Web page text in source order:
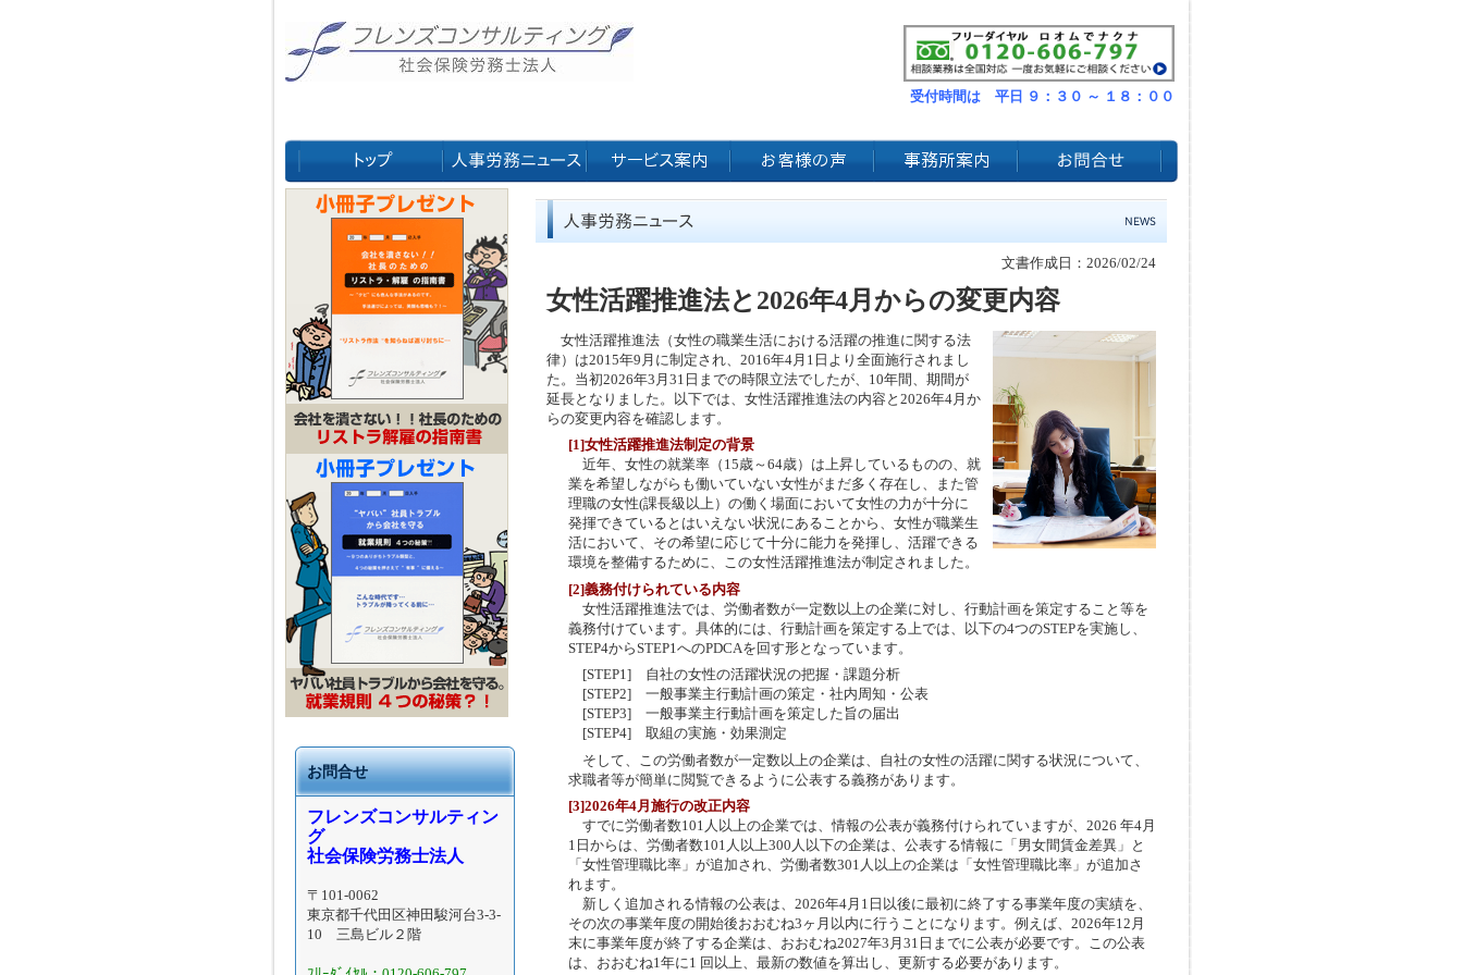
受付時間は 平日 ９：３０ ～ １８：００
文書作成日：2026/02/24
女性活躍推進法と2026年4月からの変更内容
女性活躍推進法（女性の職業生活における活躍の推進に関する法
律）は2015年9月に制定され、2016年4月1日より全面施行されまし
た。当初2026年3月31日までの時限立法でしたが、10年間、期間が
延長となりました。以下では、女性活躍推進法の内容と2026年4月か
らの変更内容を確認します。
[1]女性活躍推進法制定の背景
近年、女性の就業率（15歳～64歳）は上昇しているものの、就
業を希望しながらも働いていない女性がまだ多く存在し、また管
理職の女性(課長級以上）の働く場面において女性の力が十分に
発揮できているとはいえない状況にあることから、女性が職業生
活において、その希望に応じて十分に能力を発揮し、活躍できる
環境を整備するために、この女性活躍推進法が制定されました。
[2]義務付けられている内容
女性活躍推進法では、労働者数が一定数以上の企業に対し、行動計画を策定すること等を
義務付けています。具体的には、行動計画を策定する上では、以下の4つのSTEPを実施し、
STEP4からSTEP1へのPDCAを回す形となっています。
[STEP1] 自社の女性の活躍状況の把握・課題分析
[STEP2] 一般事業主行動計画の策定・社内周知・公表
[STEP3] 一般事業主行動計画を策定した旨の届出
[STEP4] 取組の実施・効果測定
そして、この労働者数が一定数以上の企業は、自社の女性の活躍に関する状況について、
求職者等が簡単に閲覧できるように公表する義務があります。
[3]2026年4月施行の改正内容
すでに労働者数101人以上の企業では、情報の公表が義務付けられていますが、2026 年4月
1日からは、労働者数101人以上300人以下の企業は、公表する情報に「男女間賃金差異」と
「女性管理職比率」が追加され、労働者数301人以上の企業は「女性管理職比率」が追加さ
れます。
新しく追加される情報の公表は、2026年4月1日以後に最初に終了する事業年度の実績を、
その次の事業年度の開始後おおむね3ヶ月以内に行うことになります。例えば、2026年12月
末に事業年度が終了する企業は、おおむね2027年3月31日までに公表が必要です。この公表
は、おおむね1年に1 回以上、最新の数値を算出し、更新する必要があります。
お問合せ
フレンズコンサルティン
グ
社会保険労務士法人
〒101-0062
東京都千代田区神田駿河台3-3-
10 三島ビル２階